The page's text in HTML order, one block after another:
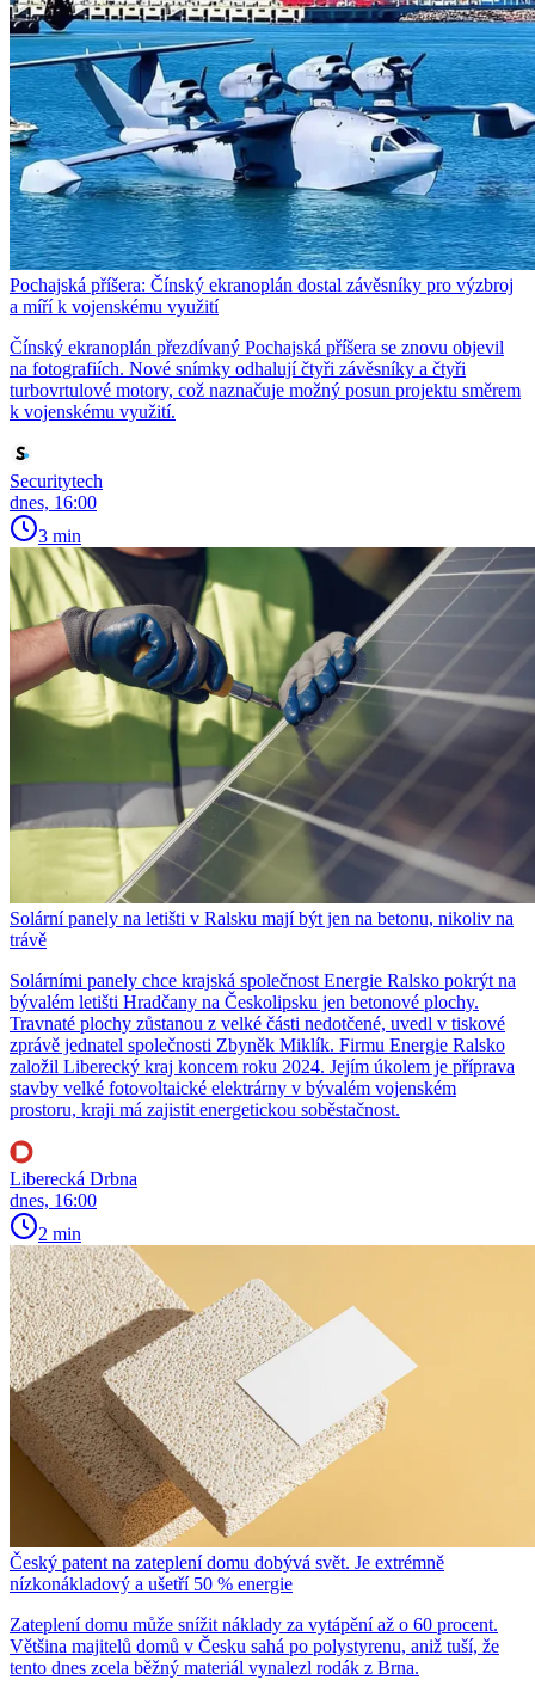
Pochajská příšera: Čínský ekranoplán dostal závěsníky pro výzbroj
a míří k vojenskému využití
Čínský ekranoplán přezdívaný Pochajská příšera se znovu objevil
na fotografiích. Nové snímky odhalují čtyři závěsníky a čtyři
turbovrtulové motory, což naznačuje možný posun projektu směrem
k vojenskému využití.
Securitytech
dnes, 16:00
3 min
Solární panely na letišti v Ralsku mají být jen na betonu, nikoliv na
trávě
Solárními panely chce krajská společnost Energie Ralsko pokrýt na
bývalém letišti Hradčany na Českolipsku jen betonové plochy.
Travnaté plochy zůstanou z velké části nedotčené, uvedl v tiskové
zprávě jednatel společnosti Zbyněk Miklík. Firmu Energie Ralsko
založil Liberecký kraj koncem roku 2024. Jejím úkolem je příprava
stavby velké fotovoltaické elektrárny v bývalém vojenském
prostoru, kraji má zajistit energetickou soběstačnost.
Liberecká Drbna
dnes, 16:00
2 min
Český patent na zateplení domu dobývá svět. Je extrémně
nízkonákladový a ušetří 50 % energie
Zateplení domu může snížit náklady za vytápění až o 60 procent.
Většina majitelů domů v Česku sahá po polystyrenu, aniž tuší, že
tento dnes zcela běžný materiál vynalezl rodák z Brna.